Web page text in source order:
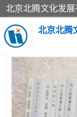
北京北腾
当前位置：首页>供应
市政工程预算定额计价
医院图书
电力图书